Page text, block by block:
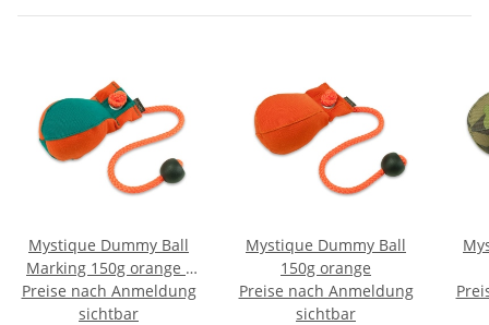
Mystique Dummy Ball
Marking 150g orange /
grün
Preise nach Anmeldung
sichtbar
Mystique Dummy Ball
150g orange
Preise nach Anmeldung
sichtbar